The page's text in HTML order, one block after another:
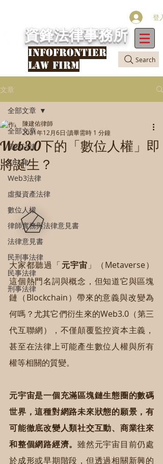
Search
登入
資鋒法律事務所
INFOFRONTIER
LAW FIRM
文章
全部文章
資訊法律
AI法律
Web3法律
虛擬資產法律
數位人權
律師實務與法律意見書
法律意見書
民刑事法律
民事法律
刑事法律
全部文章
Web3.0下的「數位人權」即
將誕生？
陳建佑律師
2021年12月6日 讀畢需時 1 分鐘
大家都聽過「元宇宙 」（Metaverse）
這個熱門名詞與概念，但知道它與區塊
鏈（Blockchain）帶來的意義與改變為
何嗎？尤其它們衍生來的Web3.0（第三
代互聯網），不僅顛覆監控資本主義，
甚至在法律上可能產生數位人權與所有
權等相關的質變。
元宇宙是一個充滿區塊鏈生態圈的數碼
世界，這種對網路未來狀態的願景，有
可能徹底改變人類社交互動、商業往來
和整個網路經濟。 雖然元宇宙目前仍處
於成形或早期階段，但透過相關新興的